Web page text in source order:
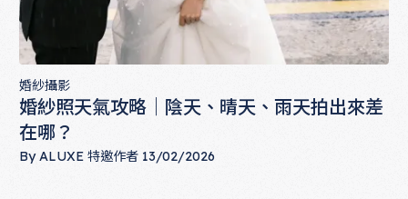
婚紗攝影
婚紗照天氣攻略｜陰天、晴天、雨天拍出來差
在哪？
ByALUXE 特邀作者 13/02/2026